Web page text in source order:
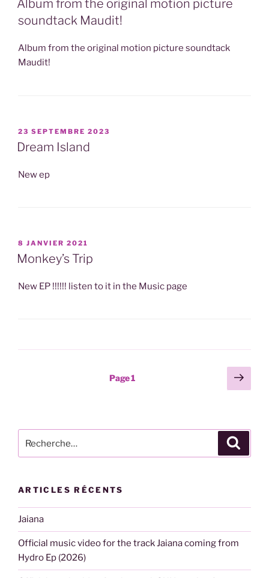
Album from the original motion picture
soundtack Maudit!
Album from the original motion picture soundtack
Maudit!
PUBLIÉ
LE
23 SEPTEMBRE 2023
Dream Island
New ep
PUBLIÉ
LE
8 JANVIER 2021
Monkey’s Trip
New EP !!!!!! listen to it in the Music page
Page1
Page
pour
ARTICLES RÉCENTS
Jaiana
Official music video for the track Jaiana coming from
Hydro Ep (2026)